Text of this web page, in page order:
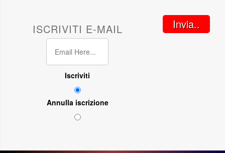
ISCRIVITI E-MAIL
Iscriviti
Annulla iscrizione
Invia..